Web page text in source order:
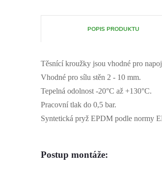
POPIS PRODUKTU
Těsnící kroužky jsou vhodné pro
Vhodné pro sílu stěn 2 - 10 mm.
Tepelná odolnost -20°C až +130°C.
Pracovní tlak do 0,5 bar.
Syntetická pryž EPDM podle normy
Postup montáže: